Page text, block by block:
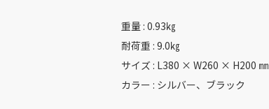
重量 : 0.93㎏
耐荷重 : 9.0㎏
サイズ : L380 × W260 × H200 ㎜
カラー : シルバー、ブラック